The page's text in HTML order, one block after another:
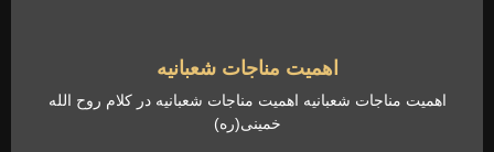
اهمیت مناجات شعبانیه
اهمیت مناجات شعبانیه اهمیت مناجات شعبانیه در کلام روح الله
خمینی(ره)